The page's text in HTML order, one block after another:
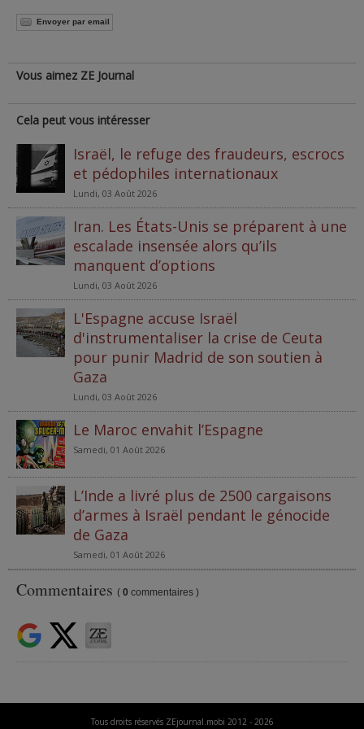
Envoyer par email
Vous aimez ZE Journal
Cela peut vous intéresser
Israël, le refuge des fraudeurs, escrocs
et pédophiles internationaux
Lundi, 03 Août 2026
Iran. Les États-Unis se préparent à une
escalade insensée alors qu’ils
manquent d’options
Lundi, 03 Août 2026
L'Espagne accuse Israël
d'instrumentaliser la crise de Ceuta
pour punir Madrid de son soutien à
Gaza
Lundi, 03 Août 2026
Le Maroc envahit l’Espagne
Samedi, 01 Août 2026
L’Inde a livré plus de 2500 cargaisons
d’armes à Israël pendant le génocide
de Gaza
Samedi, 01 Août 2026
Commentaires ( 0 commentaires )
Tous droits réservés ZEjournal.mobi 2012 - 2026